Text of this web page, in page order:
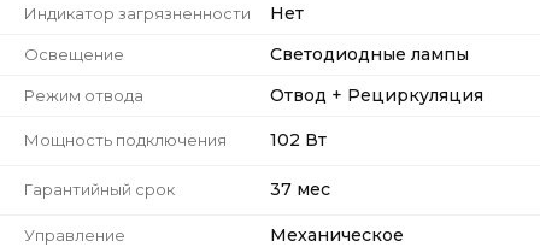
Индикатор загрязненности Нет
Освещение Светодиодные лампы
Режим отвода Отвод + Рециркуляция
Мощность подключения 102 Вт
Гарантийный срок 37 мес
Управление Механическое